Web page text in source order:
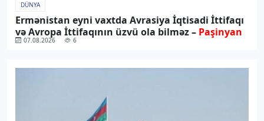
DÜNYA
Ermənistan eyni vaxtda Avrasiya İqtisadi İttifaqı
və Avropa İttifaqının üzvü ola bilməz – Paşinyan
07.08.2026 6